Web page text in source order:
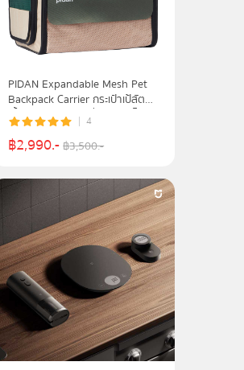
PIDAN Expandable Mesh Pet
Backpack Carrier กระเป๋าเป้สัตว์
เลี้ยงแบบขยายเป็นที่อยู่อาศัยได้
รุ่น EX-PETHUT
4
฿2,990.-฿3,500.-